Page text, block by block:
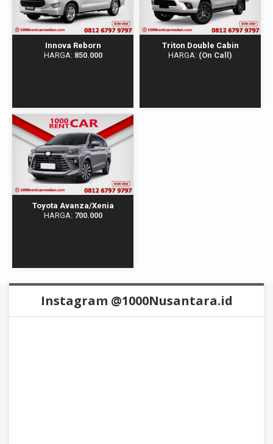
Innova Reborn
HARGA: 850.000
Triton Double Cabin
HARGA: (On Call)
Toyota Avanza/Xenia
HARGA: 700.000
Instagram @1000Nusantara.id